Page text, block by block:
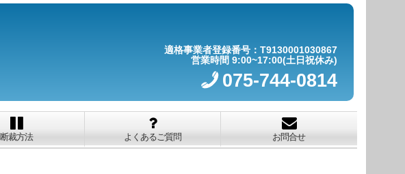
適格事業者登録番号：T9130001030867
営業時間 9:00~17:00(土日祝休み)
075-744-0814
断裁方法 よくあるご質問 お問合せ